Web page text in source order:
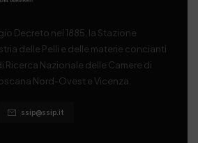
Decreto nel 1885, la Stazione
delle Pelli e delle materie concianti
Ricerca Nazionale delle Camere di
Nord-Ovest e Vicenza.
ssip@ssip.it